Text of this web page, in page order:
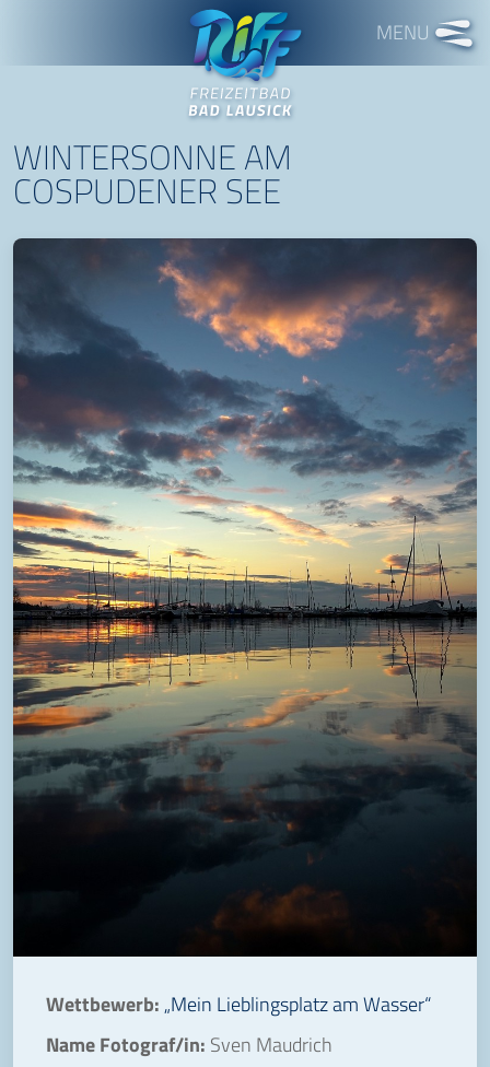
Freizeitbad RIFF
WINTERSONNE AM
COSPUDENER SEE
Wettbewerb: „Mein Lieblingsplatz am Wasser“
Name Fotograf/in: Sven Maudrich